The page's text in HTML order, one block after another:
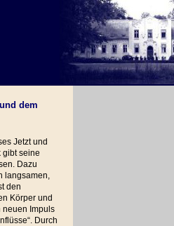
dem
Jetzt und
gibt seine
Dazu
langsamen,
den
Körper und
neuen Impuls
Durch